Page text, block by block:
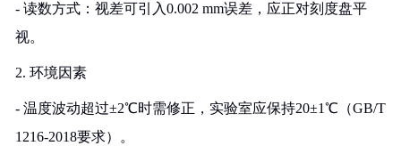
- 读数方式：视差可引入0.002 mm误差，应正对刻度盘平
视。
2. 环境因素
- 温度波动超过±2℃时需修正，实验室应保持20±1℃（GB/T
1216-2018要求）。